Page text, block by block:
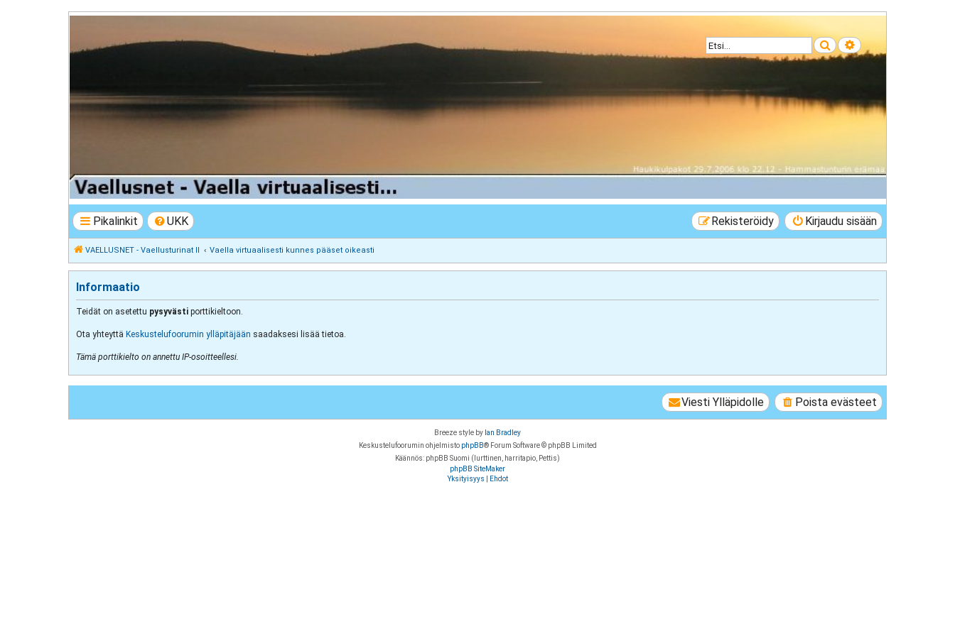
Etsi Tarkennettu haku
VAELLUSNET - Vaellusturinat II
Keskustelua vaeltamisesta ja Lapista
Pikalinkit UKK Kirjaudu sisään
Rekisteröidy
VAELLUSNET - Vaellusturinat II Vaella virtuaalisesti kunnes pääset oikeasti
Informaatio
Teidät on asetettu pysyvästi porttikieltoon.
Ota yhteyttä Keskustelufoorumin ylläpitäjään saadaksesi lisää tietoa.
Tämä porttikielto on annettu IP-osoitteellesi.
Poista evästeet
Viesti Ylläpidolle
Breeze style by Ian Bradley
Keskustelufoorumin ohjelmisto phpBB® Forum Software © phpBB Limited
Käännös: phpBB Suomi (lurttinen, harritapio, Pettis)
phpBB SiteMaker
Yksityisyys
Ehdot